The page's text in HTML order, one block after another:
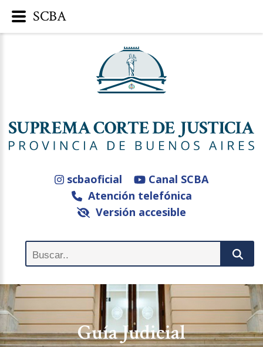
scbaoficial
Canal SCBA
Atención telefónica
Versión accesible
Guía Judicial
SCBA